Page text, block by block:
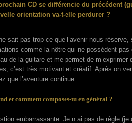
CD se différencie du précédent
orientation va-t-elle perdurer ?
sait pas trop ce que l’avenir nous
comme la nôtre qui ne possèdent pas
de la guitare et me permet de
c’est très motivant et créatif. Après on
que l’aventure continue.
et comment composes-tu en général ?
embarrassante. Je n ai pas de règle (je